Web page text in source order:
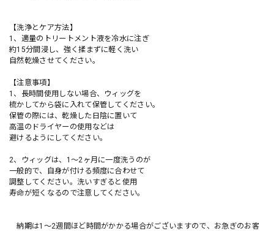
【洗浄とケア方法】
1、適量のトリートメント液を冷水に注ぎ
約15分間浸し、強く揉まずに軽く洗い
自然乾燥させてください。
【注意事項】
1、長時間使用しない場合、ウィッグを
梳かしてから袋に入れて保管してください。
保管の際には、乾燥した日陰に置いて
高温のドライヤーの使用などは
避けるようにしてください。
2、ウィッグは、1〜2ヶ月に一度洗うのが
一般的で、自身が付ける頻度に合わせて
調整してください。洗いすぎると使用
寿命が短くなるので注意してください。
納期は1〜2週間ほど時間がかかる場合がございますので、お急ぎのお客